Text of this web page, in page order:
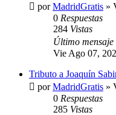
porMadridGratis »
0 Respuestas
284 Vistas
Último mensaje
Vie Ago 07,
Tributo a Joaquín
porMadridGratis »
0 Respuestas
285 Vistas